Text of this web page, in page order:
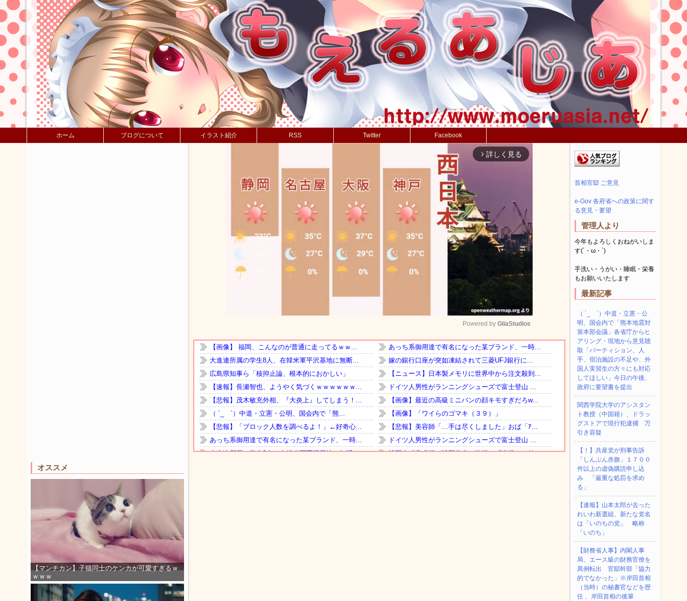
ホーム ブログについて イラスト紹介 RSS Twitter Facebook
オススメ
【マンチカン】子猫同士のケンカが可愛すぎるｗ
ｗｗｗ
arrow_forward_ios 詳しく見る
Mute
Powered by GliaStudios
首相官邸 ご意見
e-Gov 各府省への政策に関す
る意見・要望
管理人より
今年もよろしくおねがいしま
す(´・ω・`)
手洗い・うがい・睡眠・栄養
もお願いいたします
最新記事
（ ´_ゝ`）中道・立憲・公
明、国会内で「熊本地震対
策本部会議」各省庁からヒ
アリング・現地から意見聴
取「パーティション、人
手、宿泊施設の不足や、外
国人実習生の方々にも対応
してほしい」今日の午後、
政府に要望書を提出
関西学院大学のアシスタン
ト教授（中国籍）、ドラッ
グストアで現行犯逮捕 万
引き容疑
【！】共産党が刑事告訴
「しんぶん赤旗」１７００
件以上の虚偽購読申し込
み 「厳重な処罰を求め
る」
【速報】山本太郎が去った
れいわ新選組、新たな党名
は「いのちの党」 略称
「いのち」
【財務省人事】内閣人事
局、エース級の財務官僚を
異例転出 官邸幹部「協力
的でなかった」※岸田首相
（当時）の秘書官などを歴
任 、岸田首相の後輩